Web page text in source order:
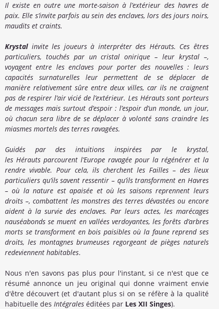
Il existe en outre une morte-saison à l’extérieur des havres de
paix. Elle s’invite parfois au sein des enclaves, lors des jours noirs,
maudits et craints.
Krystalinvite les joueurs à interpréter des Hérauts. Ces êtres
particuliers, touchés par un cristal onirique – leur krystal –,
voyagent entre les enclaves pour porter des nouvelles : leurs
capacités surnaturelles leur permettent de se déplacer de
manière relativement sûre entre deux villes, car ils ne craignent
pas de respirer l’air vicié de l’extérieur. Les Hérauts sont porteurs
de messages mais surtout d’espoir : l’espoir d’un monde, un jour,
où chacun sera libre de se déplacer à volonté sans craindre les
miasmes mortels des terres ravagées.
Guidés par des intuitions inspirées par le krystal,
les Hérauts parcourent l’Europe ravagée pour la régénérer et la
rendre vivable. Pour cela, ils cherchent les Failles – des lieux
particuliers qu’ils savent ressentir – qu’ils transforment en Havres
– où la nature est apaisée et où les saisons reprennent leurs
droits –, combattent les monstres des terres dévastées ou encore
aident à la survie des enclaves. Par leurs actes, les marécages
nauséabonds se muent en vallées verdoyantes, les forêts d’arbres
morts se transforment en bois paisibles où la faune reprend ses
droits, les montagnes brumeuses regorgeant de pièges naturels
redeviennent habitables.
Nous n'en savons pas plus pour l'instant, si ce n'est que ce
résumé annonce un jeu original qui donne vraiment envie
d'être découvert (et d'autant plus si on se réfère à la qualité
habituelle des Intégrales éditées par Les XII Singes).